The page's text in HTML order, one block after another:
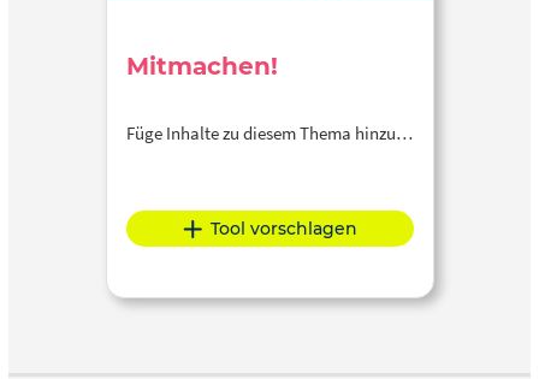
Mitmachen!
Füge Inhalte zu diesem Thema hinzu…
Tool vorschlagen